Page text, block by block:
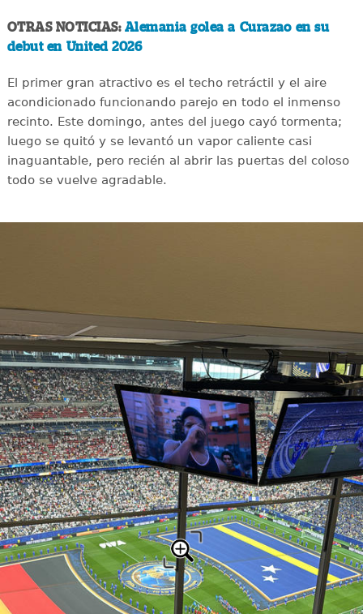
OTRAS NOTICIAS: Alemania golea a Curazao en su
debut en United 2026
El primer gran atractivo es el techo retráctil y el aire
acondicionado funcionando parejo en todo el inmenso
recinto. Este domingo, antes del juego cayó tormenta;
luego se quitó y se levantó un vapor caliente casi
inaguantable, pero recién al abrir las puertas del coloso
todo se vuelve agradable.